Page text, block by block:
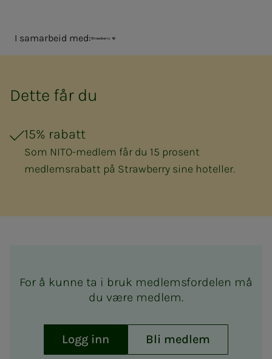
I samarbeid med:
Strawberry
Dette får du
15% rabatt
Som NITO-medlem får du 15 prosent
medlemsrabatt på Strawberry sine hoteller.
For å kunne ta i bruk medlemsfordelen må
du være medlem.
Logg inn Bli medlem